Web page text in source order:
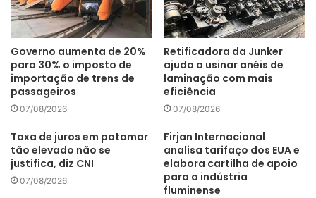
sinalizações e sobre como agir conforme as instruções
fornecidas. Eles recebem orientações claras sobre os
procedimentos a serem seguidos em casos de
emergência, como acidentes, condições de estradas
bloqueadas devido a deslizamentos de terra ou condições
climáticas extremas”, salienta Guedes.
São muitos os desafios que envolvem a infraestrutura nas
rodovias internacionais. Esse foi um dos motivos pelos
quais o Mercosul surgiu para promover a integração
econômica e fortalecer as relações comerciais entre seus
Governo aumenta de 20%
para 30% o imposto de
importação de trens de
passageiros
07/08/2026
Retificadora da Junker
ajuda a usinar anéis de
laminação com mais
eficiência
07/08/2026
Taxa de juros em patamar
tão elevado não se
justifica, diz CNI
07/08/2026
Firjan Internacional
analisa tarifaço dos EUA e
elabora cartilha de apoio
para a indústria
fluminense